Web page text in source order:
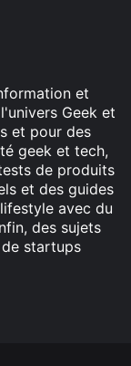
et
Geek et
et pour des
geek et tech,
de produits
et des guides
avec du
des sujets
startups